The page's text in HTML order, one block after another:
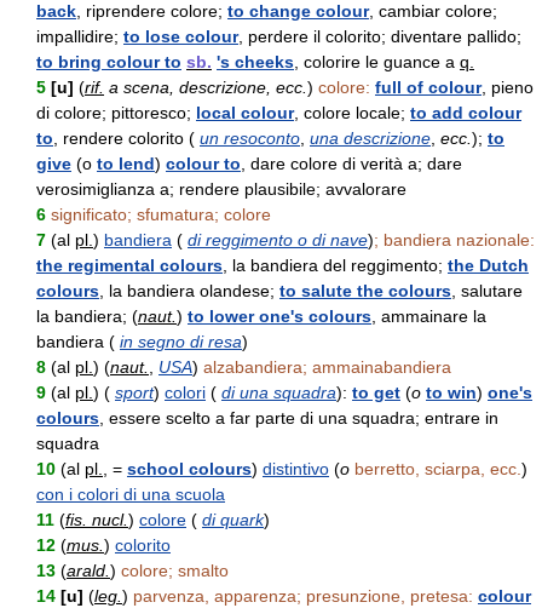
back , riprendere colore; to change colour, cambiar colore;
impallidire; to lose colour, perdere il colorito; diventare pallido;
to bring colour to sb. 's cheeks , colorire le guance a q.
5 [u] (rif. a scena, descrizione, ecc. ) colore: full of colour, pieno
di colore; pittoresco; local colour, colore locale; to add colour
to , rendere colorito ( un resoconto una descrizione ecc. ); to
give (o to lend) colour to , dare colore di verità a; dare
verosimiglianza a; rendere plausibile; avvalorare
6 significato; sfumatura; colore
7 (al pl. ) bandiera ( di reggimento o di nave); bandiera nazionale:
the regimental colours , la bandiera del reggimento; the Dutch
colours , la bandiera olandese; to salute the colours , salutare
la bandiera; (naut.) to lower one's colours , ammainare la
bandiera ( in segno di resa)
8 (al pl. ) (naut. USA) alzabandiera; ammainabandiera
9 (al pl. ) ( sport) colori ( di una squadra): to get (o to win) one's
colours , essere scelto a far parte di una squadra; entrare in
squadra
10 (al pl. , = school colours) distintivo (o berretto, sciarpa, ecc. )
con i colori di una scuola
11 (fis. nucl.) colore ( di quark)
12 (mus. ) colorito
13 (arald. ) colore; smalto
14 [u] (leg. ) parvenza, apparenza; presunzione, pretesa: colour